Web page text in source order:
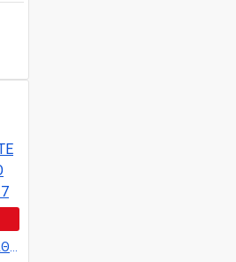
PUMA DASHER LITE ΑΘΛΗΤΙΚΟ ΑΝΔΡΙΚΟ ΠΑΠΟΥΤΣΙ 312586 17